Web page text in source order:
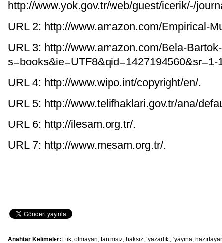
http://www.yok.gov.tr/web/guest/icerik/-/
URL 2: http://www.amazon.com/Empirical-
URL 3: http://www.amazon.com/Bela-
URL 4: http://www.wipo.int/copyright/en/.
URL 5: http://www.telifhaklari.gov.tr/ana/
URL 6: http://ilesam.org.tr/.
URL 7: http://www.mesam.org.tr/.
Anahtar Kelimeler: Etik, olmayan, tanımsız, haksız, ‘yazarlık’, ‘yayına,